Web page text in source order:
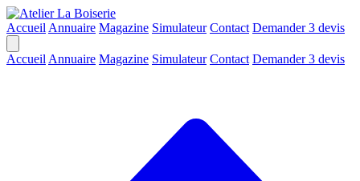
Accueil Annuaire Magazine Simulateur Contact Demander 3 devis
Accueil Annuaire Magazine Simulateur Contact Demander 3 devis